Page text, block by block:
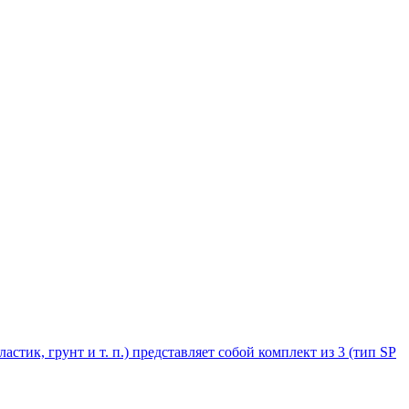
грунт и т. п.) представляет собой комплект из 3 (тип SP